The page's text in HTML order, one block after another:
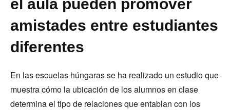
el aula pueden promover
amistades entre estudiantes
diferentes
En las escuelas húngaras se ha realizado un estudio que
muestra cómo la ubicación de los alumnos en clase
determina el tipo de relaciones que entablan con los